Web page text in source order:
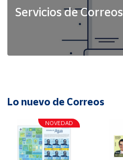
Servicios de Correos
Lo nuevo de Correos
NOVEDAD